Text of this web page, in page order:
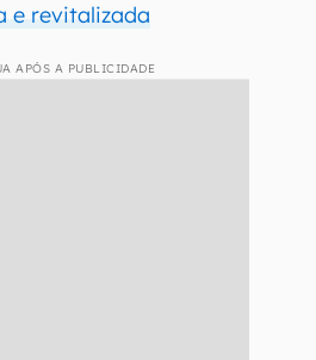
e revitalizada
APÓS A PUBLICIDADE